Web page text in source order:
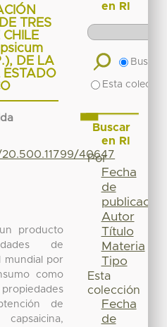
TRES
DE LA
ESTADO
40647
producto
de
mundial por
como
de
en RI
Buscar
Esta
Buscar
en RI
Por
Fecha
de
publicación
Autor
Título
Materia
Tipo
Esta
colección
Fecha
de